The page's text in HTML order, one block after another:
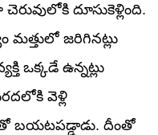
దూసుకెళ్లింది.
జరిగినట్లు
ఒక్కడే ఉన్నట్లు
వెళ్లి
బయటపడ్డాడు. దీంతో